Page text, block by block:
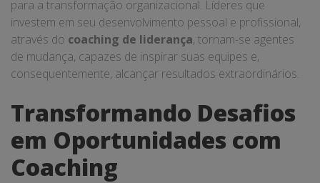
para a transformação organizacional. Líderes que
investem em seu desenvolvimento pessoal e profissional,
através do coaching de liderança, tornam-se agentes
de mudança, capazes de inspirar suas equipes e,
consequentemente, alcançar resultados extraordinários.
Transformando Desafios
em Oportunidades com
Coaching